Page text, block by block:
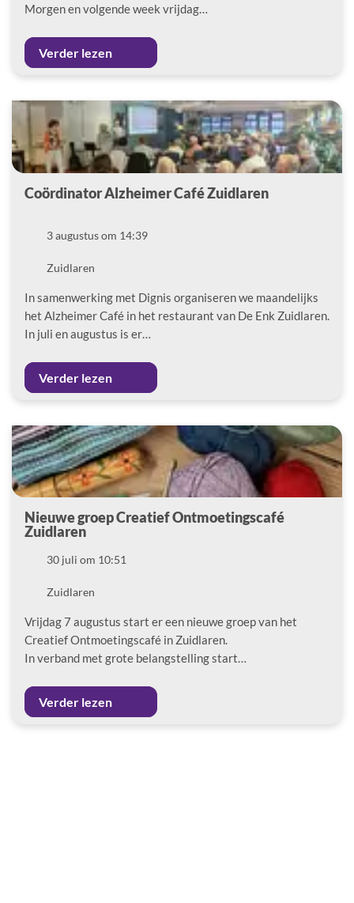
Morgen en volgende week vrijdag…
Verder lezen
Coördinator Alzheimer Café Zuidlaren
Datum3 augustus om 14:39
LocatieZuidlaren
In samenwerking met Dignis organiseren we maandelijks
het Alzheimer Café in het restaurant van De Enk Zuidlaren.
In juli en augustus is er…
Verder lezen
Nieuwe groep Creatief Ontmoetingscafé
Zuidlaren
Datum30 juli om 10:51
LocatieZuidlaren
Vrijdag 7 augustus start er een nieuwe groep van het
Creatief Ontmoetingscafé in Zuidlaren.
In verband met grote belangstelling start…
Verder lezen